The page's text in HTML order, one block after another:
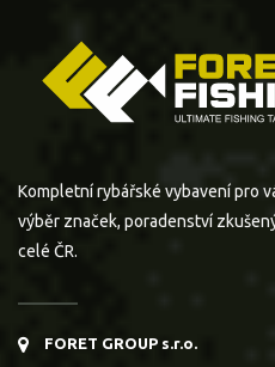
Kompletní rybářské vybavení pro
výběr značek, poradenství
celé ČR.
FORET GROUP s.r.o.